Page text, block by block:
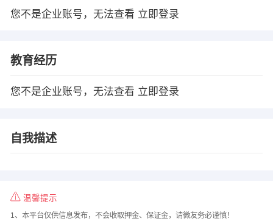
您不是企业账号，无法查看 立即登录
教育经历
您不是企业账号，无法查看 立即登录
自我描述
温馨提示
1、本平台仅供信息发布，不会收取押金、保证金，请微友务必谨慎！